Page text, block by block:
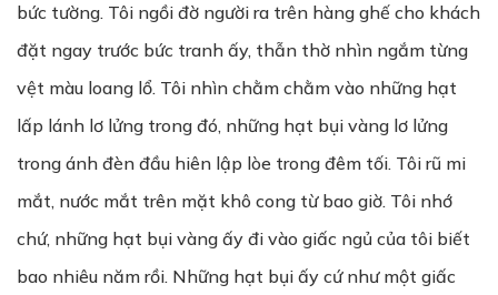
bức tường. Tôi ngồi đờ người ra trên hàng ghế cho khách
đặt ngay trước bức tranh ấy, thẫn thờ nhìn ngắm từng
vệt màu loang lổ. Tôi nhìn chằm chằm vào những hạt
lấp lánh lơ lửng trong đó, những hạt bụi vàng lơ lửng
trong ánh đèn đầu hiên lập lòe trong đêm tối. Tôi rũ mi
mắt, nước mắt trên mặt khô cong từ bao giờ. Tôi nhớ
chứ, những hạt bụi vàng ấy đi vào giấc ngủ của tôi biết
bao nhiêu năm rồi. Những hạt bụi ấy cứ như một giấc